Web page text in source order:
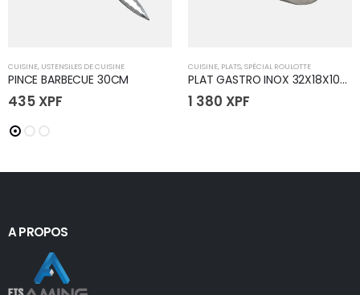
CUISINE, USTENSILES DE CUISINE
PINCE BARBECUE 30CM
435 XPF
CUISINE, PLATS, SPÉCIAL ROULOTTE
PLAT GASTRO INOX 32X18X10CM
1 380 XPF
A PROPOS